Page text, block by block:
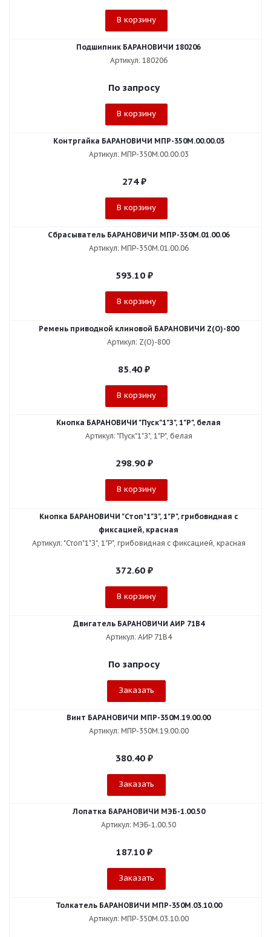
В корзину
Подшипник БАРАНОВИЧИ 180206
Артикул: 180206
По запросу
В корзину
Контргайка БАРАНОВИЧИ МПР-350М.00.00.03
Артикул: МПР-350М.00.00.03
274₽
В корзину
Сбрасыватель БАРАНОВИЧИ МПР-350М.01.00.06
Артикул: МПР-350М.01.00.06
593.10₽
В корзину
Ремень приводной клиновой БАРАНОВИЧИ Z(O)-800
Артикул: Z(O)-800
85.40 ₽
В корзину
Кнопка БАРАНОВИЧИ "Пуск"1"З", 1"Р", белая
Артикул: "Пуск"1"З", 1"Р", белая
298.90₽
В корзину
Кнопка БАРАНОВИЧИ "Стоп"1"З", 1"Р", грибовидная с
фиксацией, красная
Артикул: "Стоп"1"З", 1"Р", грибовидная с фиксацией, красная
372.60₽
В корзину
Двигатель БАРАНОВИЧИ АИР 71В4
Артикул: АИР 71В4
По запросу
Заказать
Винт БАРАНОВИЧИ МПР-350М.19.00.00
Артикул: МПР-350М.19.00.00
380.40₽
Заказать
Лопатка БАРАНОВИЧИ МЭБ-1.00.50
Артикул: МЭБ-1.00.50
187.10₽
Заказать
Толкатель БАРАНОВИЧИ МПР-350М.03.10.00
Артикул: МПР-350М.03.10.00